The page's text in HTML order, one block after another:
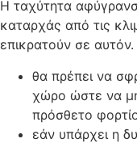
Η ταχύτητα
καταρχάς από τις
επικρατούν σε αυτόν.
θα πρέπει να
χώρο ώστε να
πρόσθετο
εάν υπάρχει η